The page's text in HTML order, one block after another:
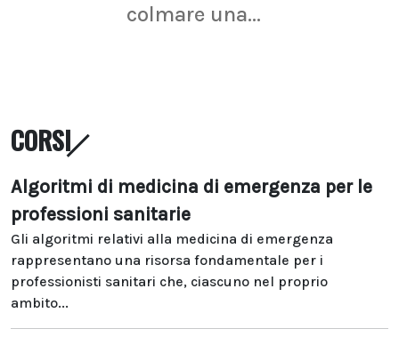
colmare una...
CORSI
Algoritmi di medicina di emergenza per le
professioni sanitarie
Gli algoritmi relativi alla medicina di emergenza
rappresentano una risorsa fondamentale per i
professionisti sanitari che, ciascuno nel proprio
ambito...